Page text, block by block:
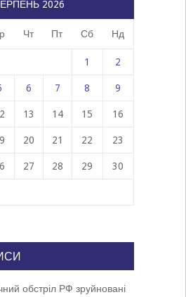
2026
Чт Пт Сб Нд
1 2
6 7 8 9
13 14 15 16
20 21 22 23
27 28 29 30
обстріл РФ зруйновані